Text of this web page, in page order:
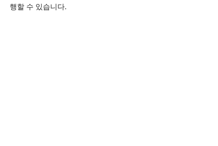
행할 수 있습니다.